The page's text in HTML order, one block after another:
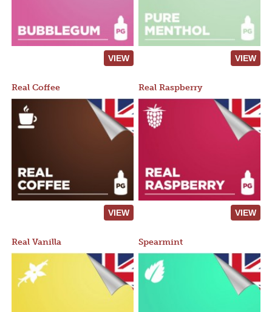
VIEW VIEW
Real Coffee
VIEW
Real Raspberry
VIEW
Real Vanilla Spearmint